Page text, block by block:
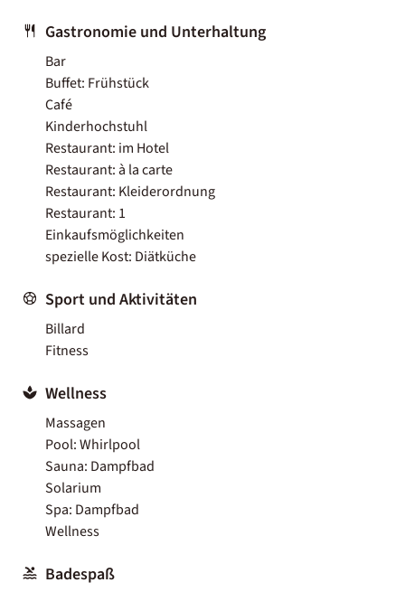
Gastronomie und Unterhaltung
Bar
Buffet: Frühstück
Café
Kinderhochstuhl
Restaurant: im Hotel
Restaurant: à la carte
Restaurant: Kleiderordnung
Restaurant: 1
Einkaufsmöglichkeiten
spezielle Kost: Diätküche
Sport und Aktivitäten
Billard
Fitness
Wellness
Massagen
Pool: Whirlpool
Sauna: Dampfbad
Solarium
Spa: Dampfbad
Wellness
Badespaß